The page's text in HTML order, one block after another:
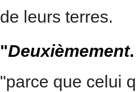
de leurs terres.
"Deuxièmement
"parce que celui